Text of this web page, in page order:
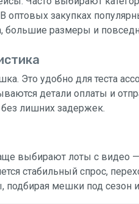
оптовых закупках
большие размеры и
Это удобно для теста
детали оплаты и
без лишних задержек.
выбирают лоты с видео
стабильный спрос,
подбирая мешки под сезон